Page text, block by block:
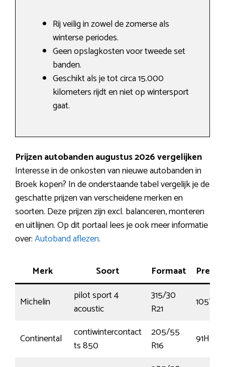
Rij veilig in zowel de zomerse als
winterse periodes.
Geen opslagkosten voor tweede set
banden.
Geschikt als je tot circa 15.000
kilometers rijdt en niet op wintersport
gaat.
Prijzen autobanden augustus 2026 vergelijken
Interesse in de onkosten van nieuwe autobanden in
Broek kopen? In de onderstaande tabel vergelijk je de
geschatte prijzen van verscheidene merken en
soorten. Deze prijzen zijn excl. balanceren, monteren
en uitlijnen. Op dit portaal lees je ook meer informatie
over:Autoband aflezen.
Merk Soort Formaat
Michelin
pilot sport 4
acoustic
315/30
R21
105Y
Continental
contiwintercontact
ts 850
205/55
R16
91H